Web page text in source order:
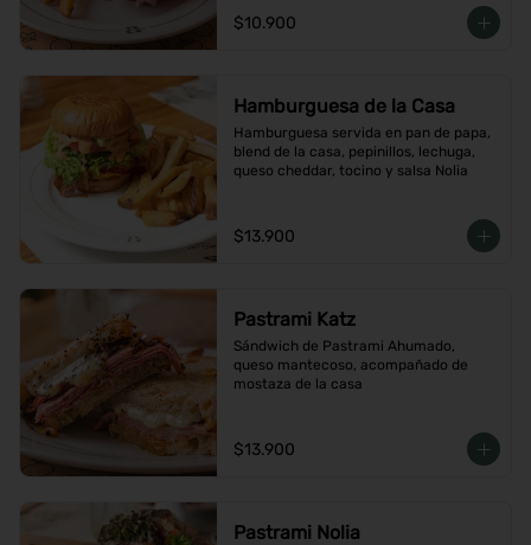
$10.900
Hamburguesa de la Casa
Hamburguesa servida en pan de papa,
blend de la casa, pepinillos, lechuga,
queso cheddar, tocino y salsa Nolia
$13.900
Pastrami Katz
Sándwich de Pastrami Ahumado,
queso mantecoso, acompañado de
mostaza de la casa
$13.900
Pastrami Nolia